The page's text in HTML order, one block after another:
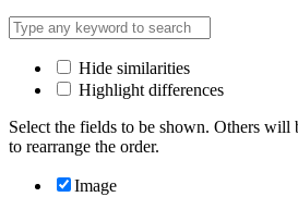
Hide similarities
Highlight differences
Select the fields to be shown. Others will
to rearrange the order.
Image